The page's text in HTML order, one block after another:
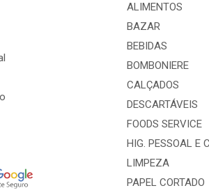
ALIMENTOS
BAZAR
BEBIDAS
BOMBONIERE
CALÇADOS
DESCARTÁVEIS
FOODS SERVICE
HIG. PESSOAL E
LIMPEZA
PAPEL CORTADO